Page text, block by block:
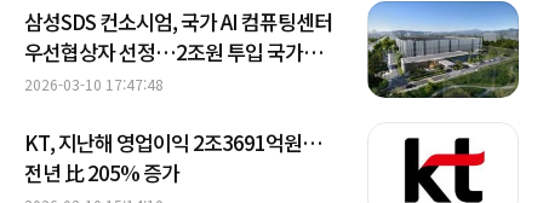
삼성SDS 컨소시엄, 국가 AI 컴퓨팅센터
우선협상자 선정…2조원 투입 국가
인프라 만든다
2026-03-10 17:47:48
KT, 지난해 영업이익 2조3691억원…
전년 比 205% 증가